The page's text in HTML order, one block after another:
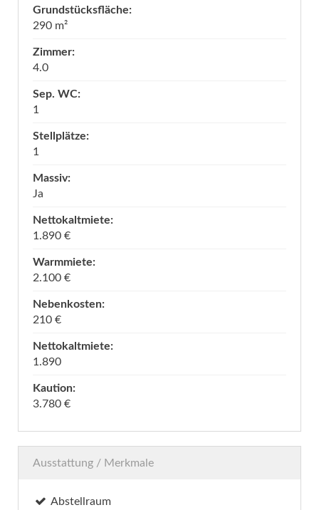
Grundstücksfläche:
290 m²
Zimmer:
4.0
Sep. WC:
1
Stellplätze:
1
Massiv:
Ja
Nettokaltmiete:
1.890 €
Warmmiete:
2.100 €
Nebenkosten:
210 €
Nettokaltmiete:
1.890
Kaution:
3.780 €
Ausstattung / Merkmale
Abstellraum